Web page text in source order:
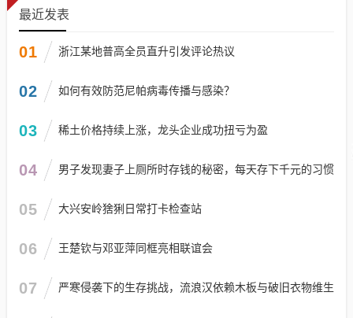
最近发表
01 浙江某地普高全员直升引发评论热议
02 如何有效防范尼帕病毒传播与感染？
03 稀土价格持续上涨，龙头企业成功扭亏为盈
04 男子发现妻子上厕所时存钱的秘密，每天存下千元的习惯
05 大兴安岭猞猁日常打卡检查站
06 王楚钦与邓亚萍同框亮相联谊会
07 严寒侵袭下的生存挑战，流浪汉依赖木板与破旧衣物维生